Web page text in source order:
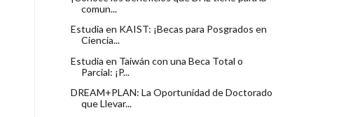
comun...
Estudia en KAIST: ¡Becas para Posgrados en
Ciencia...
Estudia en Taiwán con una Beca Total o
Parcial: ¡P...
DREAM+PLAN: La Oportunidad de Doctorado
que Llevar...